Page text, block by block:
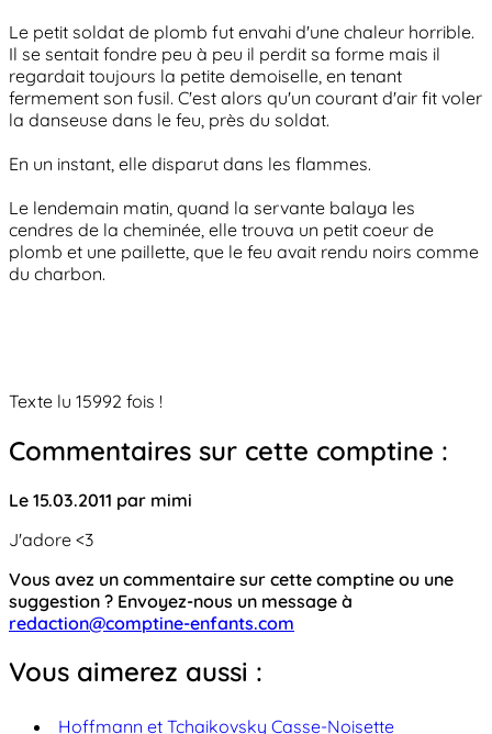
Le petit soldat de plomb fut envahi d'une chaleur horrible.
Il se sentait fondre peu à peu il perdit sa forme mais il
regardait toujours la petite demoiselle, en tenant
fermement son fusil. C'est alors qu'un courant d'air fit voler
la danseuse dans le feu, près du soldat.
En un instant, elle disparut dans les flammes.
Le lendemain matin, quand la servante balaya les
cendres de la cheminée, elle trouva un petit coeur de
plomb et une paillette, que le feu avait rendu noirs comme
du charbon.
Texte lu 15992 fois !
Commentaires sur cette comptine :
Le 15.03.2011 par mimi
J'adore <3
Vous avez un commentaire sur cette comptine ou une
suggestion ? Envoyez-nous un message à
redaction@comptine-enfants.com
Vous aimerez aussi :
Hoffmann et Tchaikovsky Casse-Noisette